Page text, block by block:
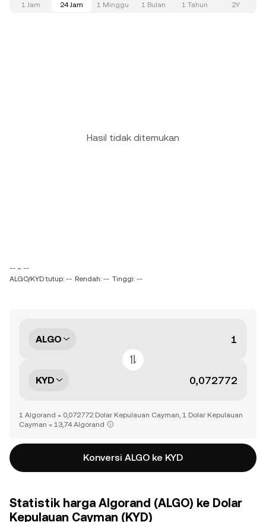
1 Jam 24 Jam 1 Minggu 1 Bulan 1 Tahun 2Y
Hasil tidak ditemukan
-- ~ --
ALGO/KYD tutup: -- Rendah: -- Tinggi: --
ALGO
KYD
1 Algorand = 0,072772 Dolar Kepulauan Cayman, 1 Dolar Kepulauan
Cayman = 13,74 Algorand
Konversi ALGO ke KYD
Statistik harga Algorand (ALGO) ke Dolar
Kepulauan Cayman (KYD)